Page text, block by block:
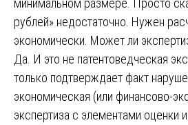
минимальном размере. Просто
рублей» недостаточно. Нужен
экономически. Может ли
Да. И это не патентоведческая
только подтверждает факт
экономическая (или финансово-
экспертиза с элементами оценки